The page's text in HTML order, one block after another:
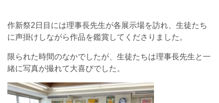
作新祭2日目には理事長先生が各展示場を訪れ、生徒たち
に声掛けしながら作品を鑑賞してくださりました。
限られた時間のなかでしたが、生徒たちは理事長先生と一
緒に写真が撮れて大喜びでした。